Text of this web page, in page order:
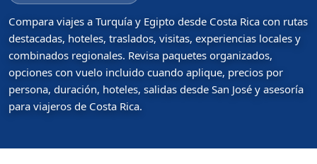
Compara viajes a Turquía y Egipto desde Costa Rica con rutas
destacadas, hoteles, traslados, visitas, experiencias locales y
combinados regionales. Revisa paquetes organizados,
opciones con vuelo incluido cuando aplique, precios por
persona, duración, hoteles, salidas desde San José y asesoría
para viajeros de Costa Rica.